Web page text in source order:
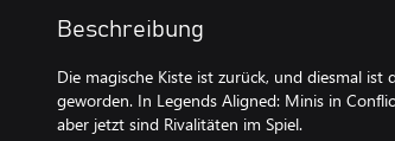
Beschreibung
Die magische Kiste ist zurück, und diesmal
geworden. In Legends Aligned: Minis in
aber jetzt sind Rivalitäten im Spiel.​